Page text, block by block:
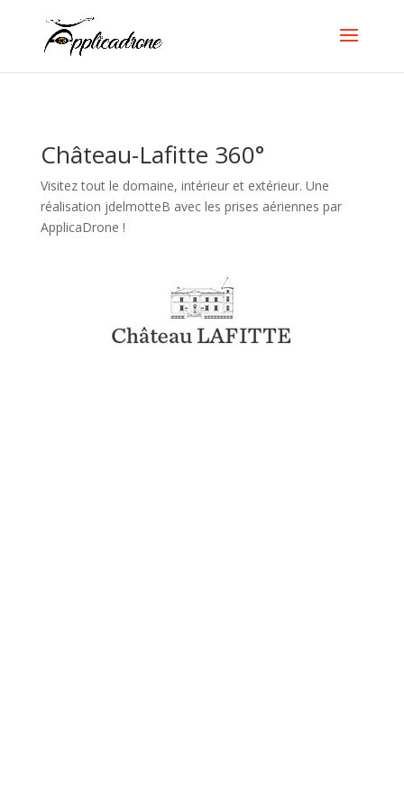
Château-Lafitte 360°
Visitez tout le domaine, intérieur et extérieur. Une
réalisation jdelmotteB avec les prises aériennes par
ApplicaDrone !